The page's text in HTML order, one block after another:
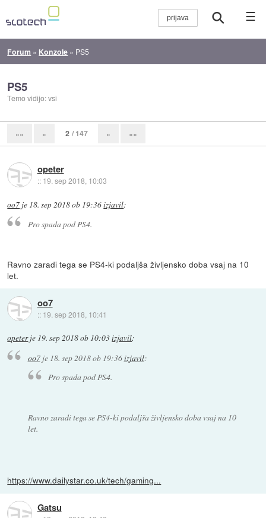
☰
Forum » Konzole » PS5
PS5
Temo vidijo: vsi
«« « 2 / 147 » »»
opeter
:: 19. sep 2018, 10:03
oo7 je 18. sep 2018 ob 19:36izjavil:
Pro spada pod PS4.
Ravno zaradi tega se PS4-ki podaljša življensko doba vsaj na 10
let.
oo7
:: 19. sep 2018, 10:41
opeterje 19. sep 2018 ob 10:03izjavil:
oo7je 18. sep 2018 ob 19:36izjavil:
Pro spada pod PS4.
Ravno zaradi tega se PS4-ki podaljša življensko doba vsaj na 10
let.
https://www.dailystar.co.uk/tech/gaming...
Gatsu